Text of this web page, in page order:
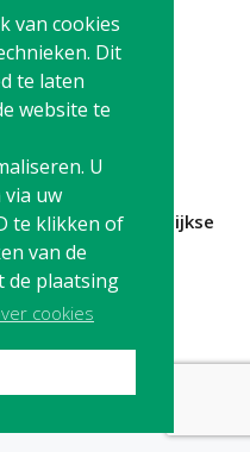
van cookies
Dit
te laten
website te
U
uw
te klikken of
van de
de plaatsing
cookies
0299-420870
info@avanti-
NL861212733B01
voor onze maandelijkse